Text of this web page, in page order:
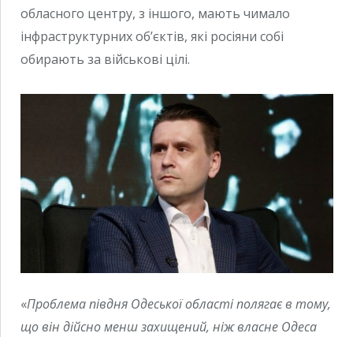
обласного центру, з іншого, мають чимало
інфраструктурних об’єктів, які росіяни собі
обирають за військові цілі.
«Проблема півдня Одеської області полягає в тому,
що він дійсно менш захищений, ніж власне Одеса